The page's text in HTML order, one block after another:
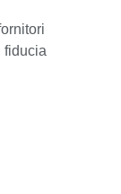
fiducia